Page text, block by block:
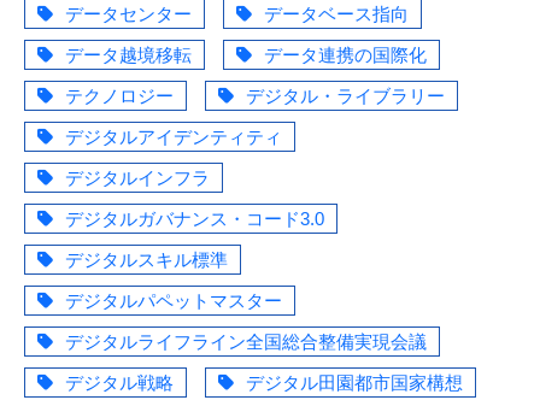
データセンター
データベース指向
データ越境移転
データ連携の国際化
テクノロジー
デジタル・ライブラリー
デジタルアイデンティティ
デジタルインフラ
デジタルガバナンス・コード3.0
デジタルスキル標準
デジタルパペットマスター
デジタルライフライン全国総合整備実現会議
デジタル戦略
デジタル田園都市国家構想